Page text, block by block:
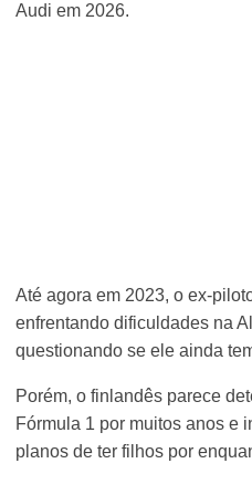
Audi em 2026.
Até agora em 2023, o ex-
enfrentando dificuldades na
questionando se ele ainda
Porém, o finlandês parece
Fórmula 1 por muitos anos e
planos de ter filhos por